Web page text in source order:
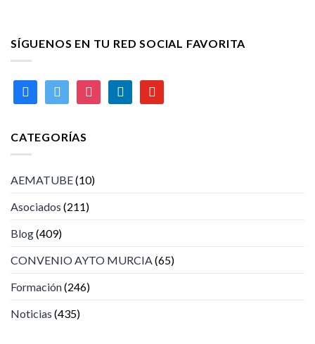
SÍGUENOS EN TU RED SOCIAL FAVORITA
facebooktwitter instagramlinkedin youtube
CATEGORÍAS
AEMATUBE(10)
Asociados (211)
Blog(409)
CONVENIO AYTO MURCIA (65)
Formación(246)
Noticias (435)